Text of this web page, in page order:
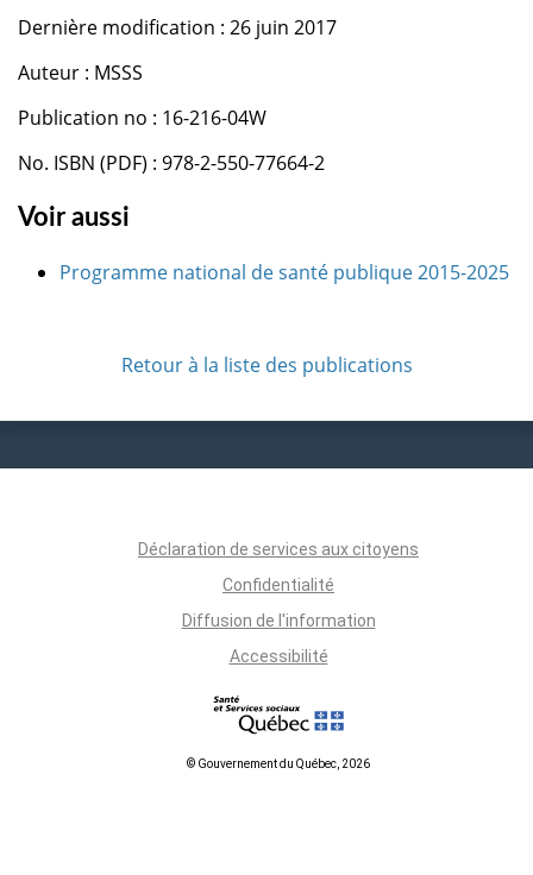
Dernière modification : 26 juin 2017
Auteur : MSSS
Publication no : 16-216-04W
No. ISBN (PDF) : 978-2-550-77664-2
Voir aussi
Programme national de santé publique 2015-2025
Retour à la liste des publications
Déclaration de services aux citoyens
Confidentialité
Diffusion de l'information
Accessibilité
© Gouvernement du Québec, 2026